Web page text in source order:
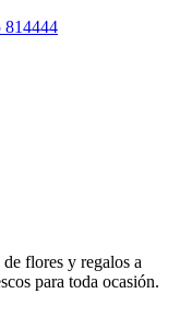
814444
flores y regalos a
para toda ocasión.